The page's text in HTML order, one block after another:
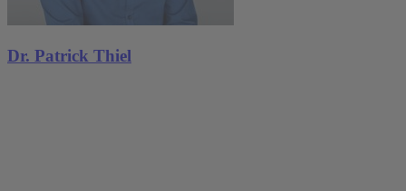
Dr. Patrick Thiel